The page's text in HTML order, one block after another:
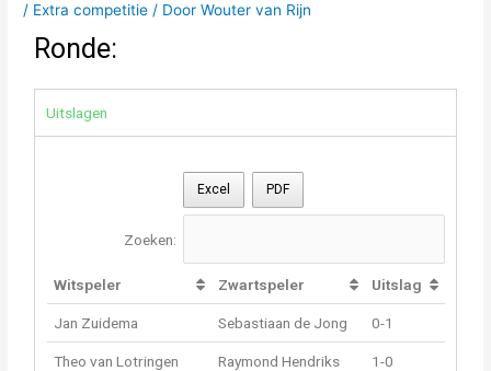
/ Extra competitie / DoorWouter van Rijn
Ronde:
Uitslagen
Excel PDF
Zoeken:
Witspeler Zwartspeler Uitslag
Jan Zuidema Sebastiaan de Jong 0-1
Theo van Lotringen Raymond Hendriks 1-0